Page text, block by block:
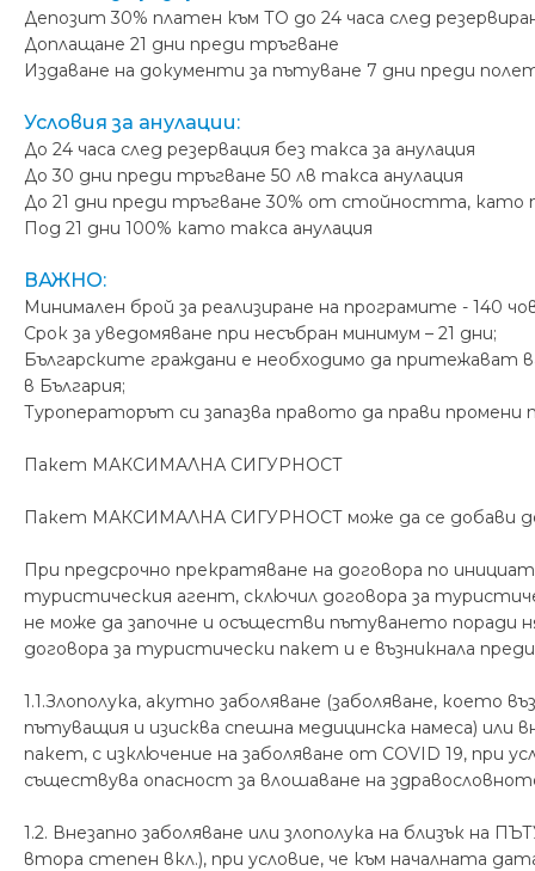
Депозит 30% платен към ТО до 24 часа след
Доплащане 21 дни преди тръгване
Издаване на документи за пътуване 7 дни преди
Условия за анулации:
До 24 часа след резервация без такса за анулация
До 30 дни преди тръгване 50 лв такса анулация
До 21 дни преди тръгване 30% от стойността, като
Под 21 дни 100% като такса анулация
ВАЖНО:
Минимален брой за реализиране на програмите - 140
Срок за уведомяване при несъбран минимум – 21 дни;
Българските граждани е необходимо да притежават
в България;
Туроператорът си запазва правото да прави
Пакет МАКСИМАЛНА СИГУРНОСТ
Пакет МАКСИМАЛНА СИГУРНОСТ може да се добави до
При предсрочно прекратяване на договора по
туристическия агент, сключил договора за
не може да започне и осъществи пътуването поради
договора за туристически пакет и е възникнала
1.1.Злополука, акутно заболяване (заболяване, което
пътуващия и изисква спешна медицинска намеса) или
пакет, с изключение на заболяване от COVID 19, при
съществува опасност за влошаване на
1.2. Внезапно заболяване или злополука на близък на
втора степен вкл.), при условие, че към началната